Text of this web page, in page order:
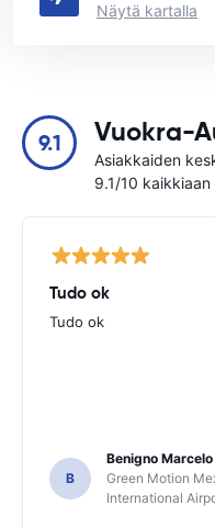
Näytä kartalla
9.1 Vuokra-
Asiakkaiden
9.1/10
Tudo ok
Tudo ok
B
Benigno
Green Motion
International